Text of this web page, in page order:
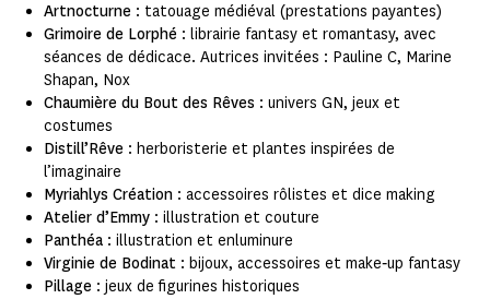
Artnocturne : tatouage médiéval (prestations payantes)
Grimoire de Lorphé : librairie fantasy et romantasy, avec
séances de dédicace. Autrices invitées : Pauline C, Marine
Shapan, Nox
Chaumière du Bout des Rêves : univers GN, jeux et
costumes
Distill’Rêve : herboristerie et plantes inspirées de
l’imaginaire
Myriahlys Création : accessoires rôlistes et dice making
Atelier d’Emmy : illustration et couture
Panthéa : illustration et enluminure
Virginie de Bodinat : bijoux, accessoires et make‑up fantasy
Pillage : jeux de figurines historiques